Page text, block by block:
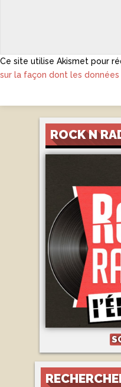
Ce site utilise Akismet pour
sur la façon dont les
ROCK N